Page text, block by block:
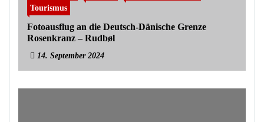
Tourismus
Fotoausflug an die Deutsch-Dänische Grenze
Rosenkranz – Rudbøl
14. September 2024